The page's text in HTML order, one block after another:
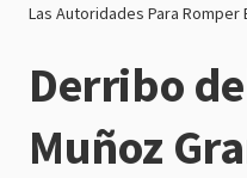
de
navegación
Las Autoridades Para Romper
Derribo
Muñoz